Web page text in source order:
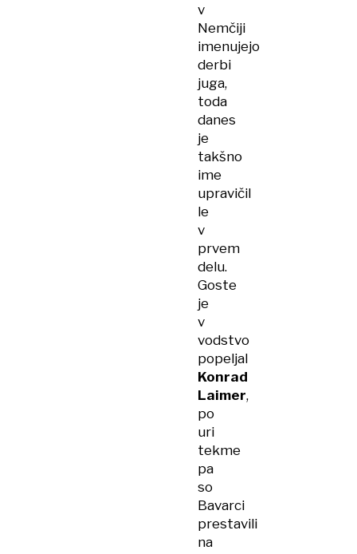
v
Nemčiji
imenujejo
derbi
juga,
toda
danes
je
takšno
ime
upravičil
le
v
prvem
delu.
Goste
je
v
vodstvo
popeljal
Konrad
Laimer,
po
uri
tekme
pa
so
Bavarci
prestavili
na